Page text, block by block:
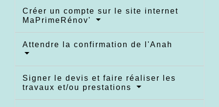
Créer un compte sur le site internet
MaPrimeRénov'
Attendre la confirmation de l'Anah
Signer le devis et faire réaliser les
travaux et/ou prestations